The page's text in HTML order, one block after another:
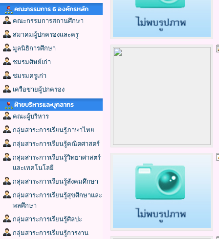
คณะกรรมการ 6 องค์กรหลัก
คณะกรรมการสถานศึกษา
สมาคมผู้ปกครองและครู
มูลนิธิการศึกษา
ชมรมศิษย์เก่า
ชมรมครูเก่า
เครือข่ายผู้ปกครอง
ฝ่ายบริหารและบุคลากร
คณะผู้บริหาร
กลุ่มสาระการเรียนรู้ภาษาไทย
กลุ่มสาระการเรียนรู้คณิตศาสตร์
กลุ่มสาระการเรียนรู้วิทยาศาสตร์
และเทคโนโลยี
กลุ่มสาระการเรียนรู้สังคมศึกษา
กลุ่มสาระการเรียนรู้สุขศึกษาและ
พลศึกษา
กลุ่มสาระการเรียนรู้ศิลปะ
กลุ่มสาระการเรียนรู้การงาน